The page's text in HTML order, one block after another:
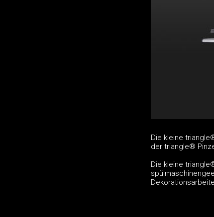
Die kleine
der triangle®
Die kleine